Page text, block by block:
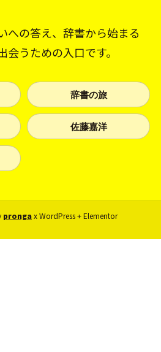
への答え、辞書から始まる
うための入口です。
辞書の旅
佐藤嘉洋
prongax WordPress + Elementor